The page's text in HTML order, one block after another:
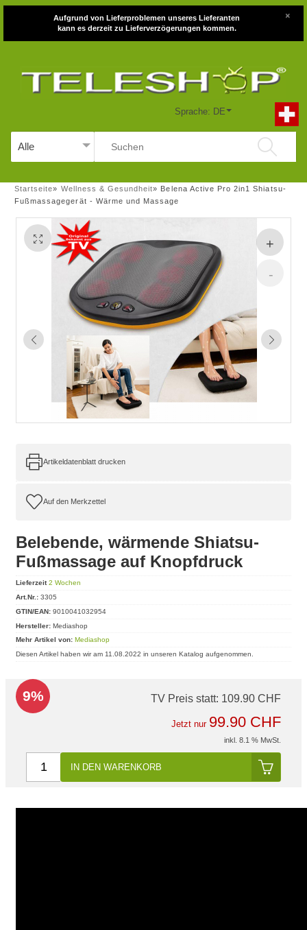
Aufgrund von Lieferproblemen unseres Lieferanten
kann es derzeit zu Lieferverzögerungen kommen.
×
Sprache: DE
Startseite» Wellness & Gesundheit» Belena Active Pro 2in1 Shiatsu-
Fußmassagegerät - Wärme und Massage
Artikeldatenblatt drucken
Belebende, wärmende Shiatsu-
Fußmassage auf Knopfdruck
Lieferzeit 2 Wochen
Art.Nr.: 3305
GTIN/EAN: 9010041032954
Hersteller: Mediashop
Mehr Artikel von: Mediashop
Diesen Artikel haben wir am 11.08.2022 in unseren Katalog aufgenommen.
TV Preis statt: 109.90 CHF
Jetzt nur 99.90 CHF
9%
inkl. 8.1 % MwSt.
IN DEN WARENKORB